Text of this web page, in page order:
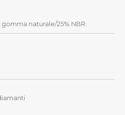
naturale/25% NBR.